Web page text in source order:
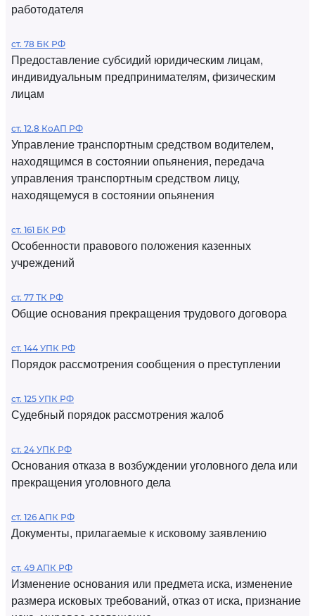
работодателя
ст. 78 БК РФ
Предоставление субсидий юридическим лицам,
индивидуальным предпринимателям, физическим
лицам
ст. 12.8 КоАП РФ
Управление транспортным средством водителем,
находящимся в состоянии опьянения, передача
управления транспортным средством лицу,
находящемуся в состоянии опьянения
ст. 161 БК РФ
Особенности правового положения казенных
учреждений
ст. 77 ТК РФ
Общие основания прекращения трудового договора
ст. 144 УПК РФ
Порядок рассмотрения сообщения о преступлении
ст. 125 УПК РФ
Судебный порядок рассмотрения жалоб
ст. 24 УПК РФ
Основания отказа в возбуждении уголовного дела или
прекращения уголовного дела
ст. 126 АПК РФ
Документы, прилагаемые к исковому заявлению
ст. 49 АПК РФ
Изменение основания или предмета иска, изменение
размера исковых требований, отказ от иска, признание